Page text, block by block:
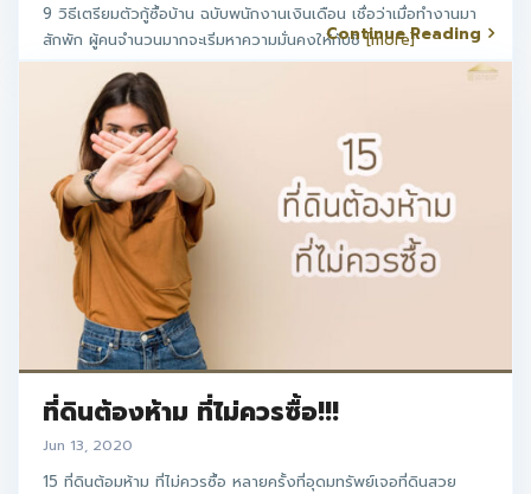
9 วิธีเตรียมตัวกู้ซื้อบ้าน ฉบับพนักงานเงินเดือน เชื่อว่าเมื่อทำงานมา
สักพัก ผู้คนจำนวนมากจะเริ่มหาความมั่นคงให้กับชี[more]
Continue Reading
ที่ดินต้องห้าม ที่ไม่ควรซื้อ!!!
Jun 13, 2020
15 ที่ดินต้อมห้าม ที่ไม่ควรซื้อ หลายครั้งที่อุดมทรัพย์เจอที่ดินสวย